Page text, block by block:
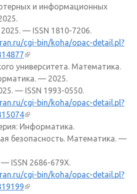
и информационных
— ISSN 1810-7206.
cgi-bin/koha/opac-detail.pl?
(внешняя ссылка)
университета. Математика.
— 2025.
— ISSN 1993-0550.
cgi-bin/koha/opac-detail.pl?
(внешняя ссылка)
Информатика.
безопасность. Математика. —
ISSN 2686-679X.
cgi-bin/koha/opac-detail.pl?
(внешняя ссылка)